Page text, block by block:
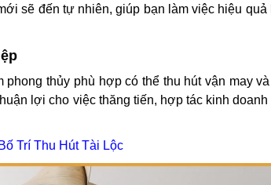
sẽ đến tự nhiên, giúp bạn làm việc hiệu
phong thủy phù hợp có thể thu hút vận may
lợi cho việc thăng tiến, hợp tác kinh
Trí Thu Hút Tài Lộc